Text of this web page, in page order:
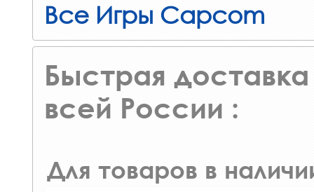
Все Игры Capcom
Быстрая доставка
всей России :
Для товаров в